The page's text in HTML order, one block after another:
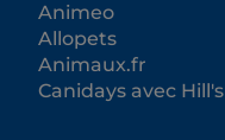
Animeo
Allopets
Animaux.fr
Canidays avec Hill's